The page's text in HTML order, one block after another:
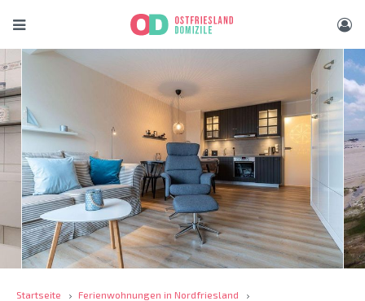
Startseite
Ferienwohnungen in Nordfriesland